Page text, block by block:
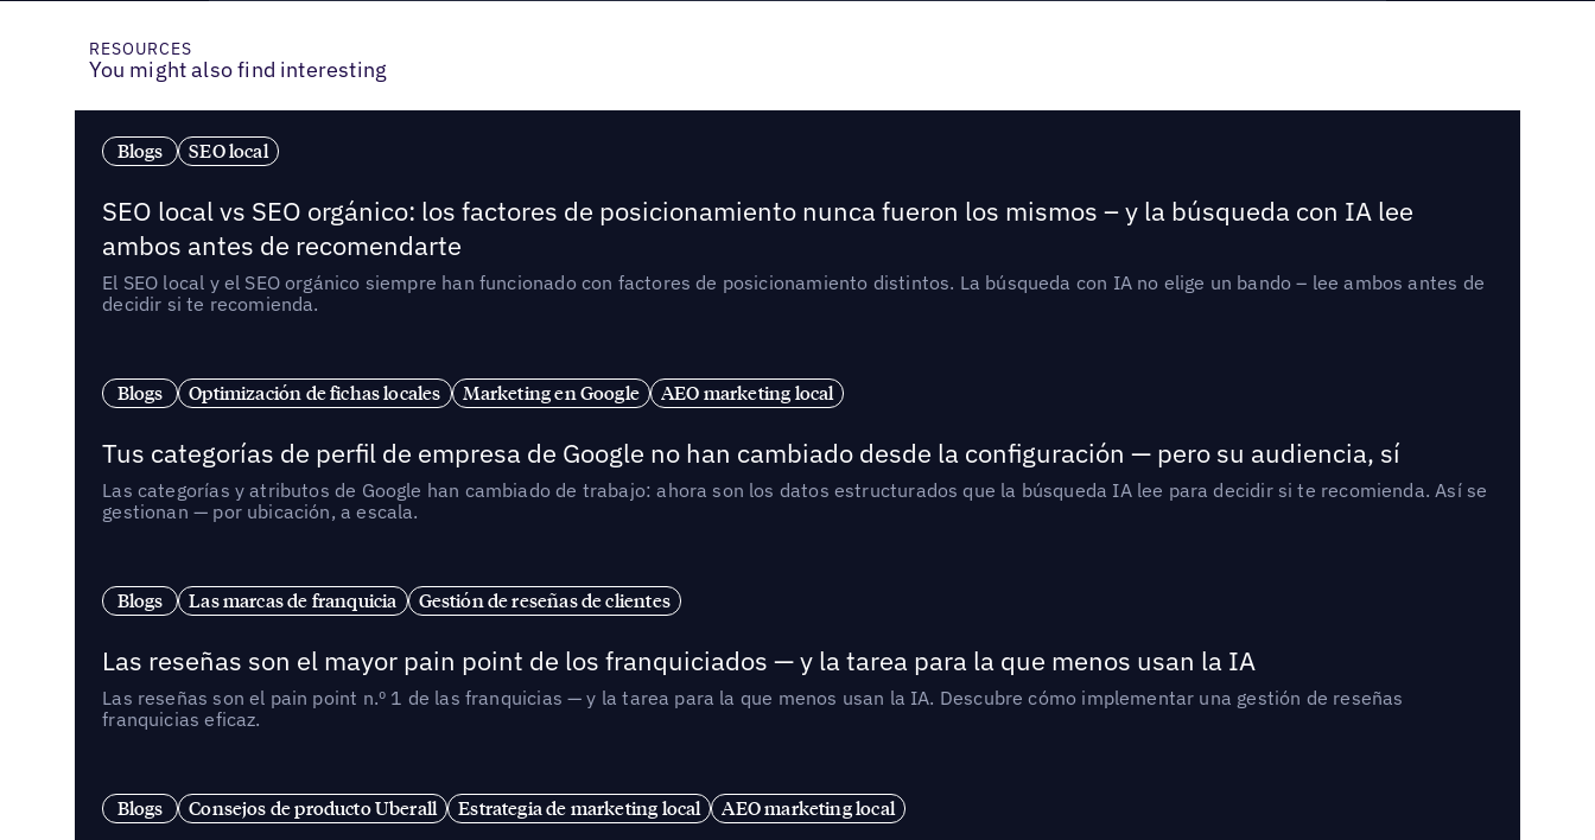
RESOURCES
You might also find interesting
Blogs SEO local
SEO local vs SEO orgánico: los factores de posicionamiento nunca fueron los mismos – y la búsqueda con IA lee
ambos antes de recomendarte
El SEO local y el SEO orgánico siempre han funcionado con factores de posicionamiento distintos. La búsqueda con IA no elige un bando – lee ambos antes de
decidir si te recomienda.
Blogs Optimización de fichas locales Marketing en Google AEO marketing local
Tus categorías de perfil de empresa de Google no han cambiado desde la configuración — pero su audiencia, sí
Las categorías y atributos de Google han cambiado de trabajo: ahora son los datos estructurados que la búsqueda IA lee para decidir si te recomienda. Así se
gestionan — por ubicación, a escala.
Blogs Las marcas de franquicia Gestión de reseñas de clientes
Las reseñas son el mayor pain point de los franquiciados — y la tarea para la que menos usan la IA
Las reseñas son el pain point n.º 1 de las franquicias — y la tarea para la que menos usan la IA. Descubre cómo implementar una gestión de reseñas
franquicias eficaz.
Blogs Consejos de producto Uberall Estrategia de marketing local AEO marketing local